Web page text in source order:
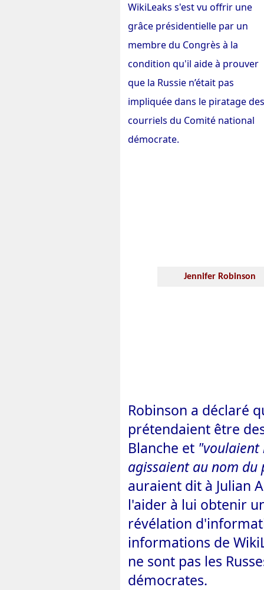
WikiLeaks s'est vu offrir une
grâce présidentielle par un
membre du Congrès à la
condition qu'il aide à prouver
que la Russie n’était pas
impliquée dans le piratage des
courriels du Comité national
démocrate.
Jennifer Robinson
Robinson a déclaré
prétendaient être
Blanche et "voulaient
agissaient au nom du
auraient dit à Julian
l'aider à lui obtenir
révélation
informations de
ne sont pas les
démocrates.